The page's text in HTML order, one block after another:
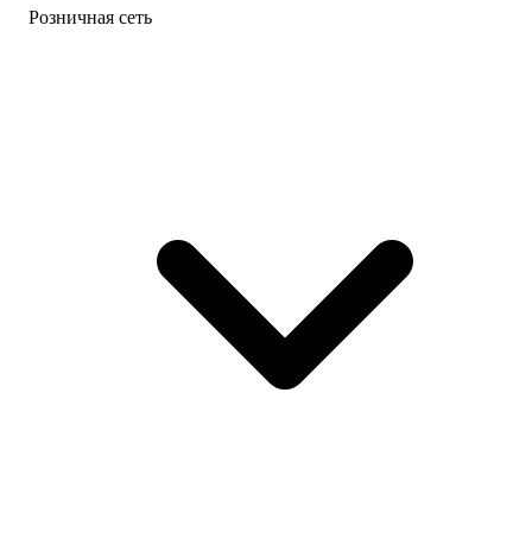
Розничная сеть